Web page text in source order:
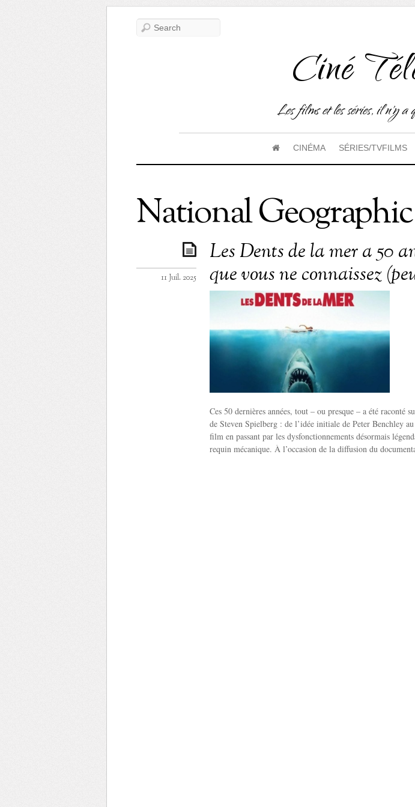
Ciné
Les films et les séries, il n'y
CINÉMA SÉRIES/TVFILMS
National Geographic
Les Dents de la mer a 50
que vous ne connaissez
11 Juil. 2025
Ces 50 dernières années, tout – ou presque – a été raconté
de Steven Spielberg : de l’idée initiale de Peter Benchley
film en passant par les dysfonctionnements désormais
requin mécanique. À l’occasion de la diffusion du